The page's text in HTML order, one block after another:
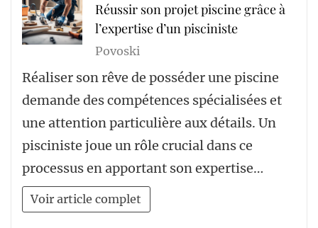
Réussir son projet piscine grâce à
l’expertise d’un pisciniste
Povoski
Réaliser son rêve de posséder une piscine
demande des compétences spécialisées et
une attention particulière aux détails. Un
pisciniste joue un rôle crucial dans ce
processus en apportant son expertise…
Voir article complet